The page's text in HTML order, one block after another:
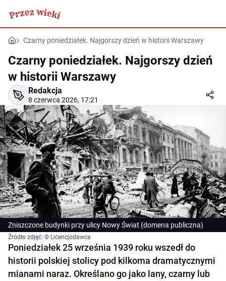
Czarny poniedziałek. Najgorszy dzień w historii Warszawy
Czarny poniedziałek. Najgorszy dzień
w historii Warszawy
Redakcja
8 czerwca 2026, 17:21
Zniszczone budynki przy ulicy Nowy Świat (domena publiczna)
Źródło zdjęć: © Licencjodawca
Poniedziałek 25 września 1939 roku wszedł do
historii polskiej stolicy pod kilkoma dramatycznymi
mianami naraz. Określano go jako lany, czarny lub